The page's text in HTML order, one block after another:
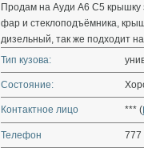
Продам на Ауди А6 С5 крышку
фар и стеклоподъёмника,
дизельный, так же подходит
Тип кузова:
Состояние:
Контактное лицо *** (
Телефон 777